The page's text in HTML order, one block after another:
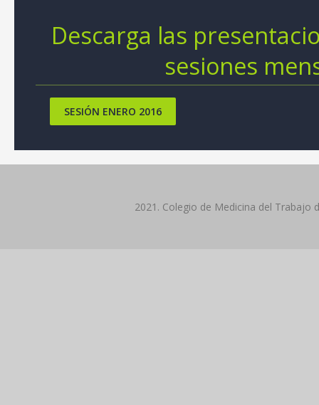
Descarga las
sesiones
SESIÓN ENERO 2016
2021. Colegio de Medicina del Trabajo